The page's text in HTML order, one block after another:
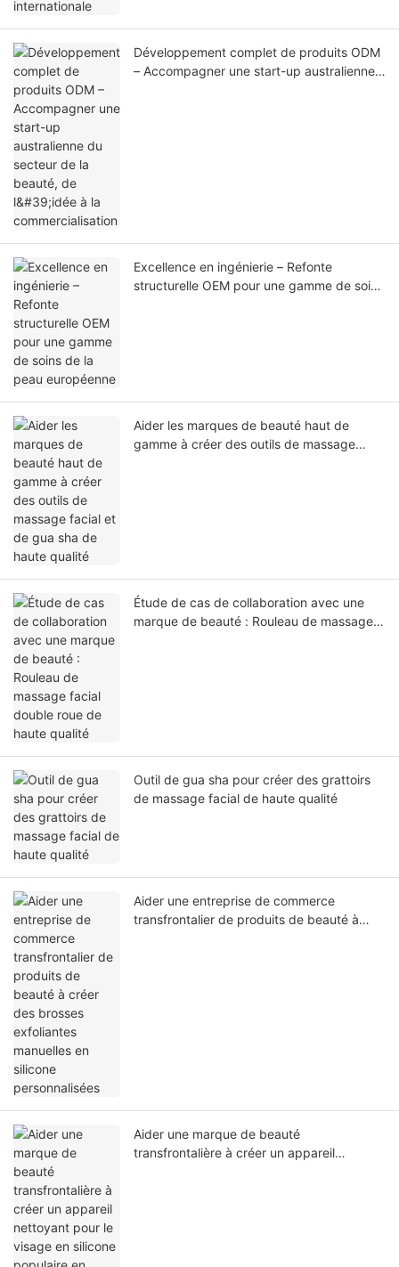
Développement complet de produits ODM
– Accompagner une start-up australienne
Excellence en ingénierie – Refonte
structurelle OEM pour une gamme de soins
Aider les marques de beauté haut de
gamme à créer des outils de massage
Étude de cas de collaboration avec une
marque de beauté : Rouleau de massage
Outil de gua sha pour créer des grattoirs
de massage facial de haute qualité
Aider une entreprise de commerce
transfrontalier de produits de beauté à
Aider une marque de beauté
transfrontalière à créer un appareil